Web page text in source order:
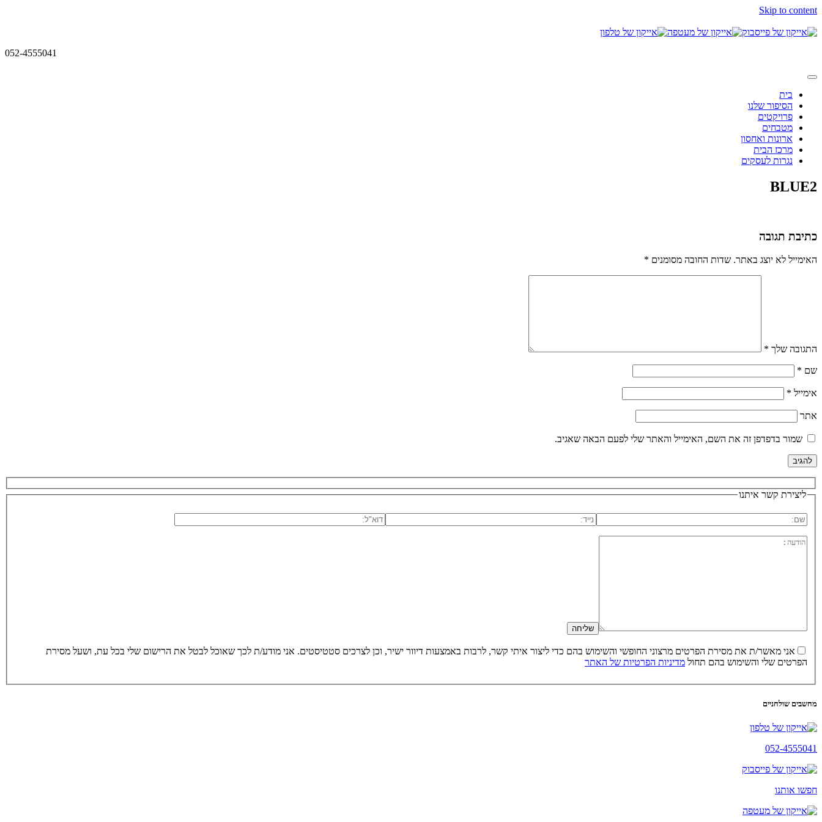
Skip to content
052-4555041
בית
הסיפור שלנו
פרויקטים
מטבחים
ארונות ואחסון
מרכז הבית
נגרות לעסקים
BLUE2
כתיבת תגובה
האימייל לא יוצג באתר. שדות החובה מסומנים *
התגובה שלך *
שם *
אימייל *
אתר
שמור בדפדפן זה את השם, האימייל והאתר שלי לפעם הבאה שאגיב.
ליצירת קשר איתנו
אני מאשר/ת את מסירת הפרטים מרצוני החופשי והשימוש בהם כדי ליצור איתי קשר, לרבות באמצעות דיוור ישיר, וכן לצרכים סטטיסטים. אני מודע/ת לכך שאוכל לבטל את הרישום שלי בכל עת, ושעל מסירת
הפרטים שלי והשימוש בהם תחול מדיניות הפרטיות של האתר
מחשבים שולחניים
052-4555041
חפשו אותנו